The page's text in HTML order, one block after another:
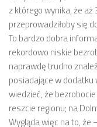
z którego wynika, że
przeprowadziłoby się
To bardzo dobra
rekordowo niskie
naprawdę trudno
posiadające w
wiedzieć, że
reszcie regionu; na
Wygląda więc na to, że